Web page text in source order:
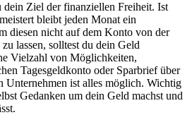
dein Ziel der finanziellen Freiheit. Ist
bleibt jeden Monat ein
diesen nicht auf dem Konto von der
lassen, solltest du dein Geld
Vielzahl von Möglichkeiten,
Tagesgeldkonto oder Sparbrief über
Unternehmen ist alles möglich. Wichtig
Gedanken um dein Geld machst und